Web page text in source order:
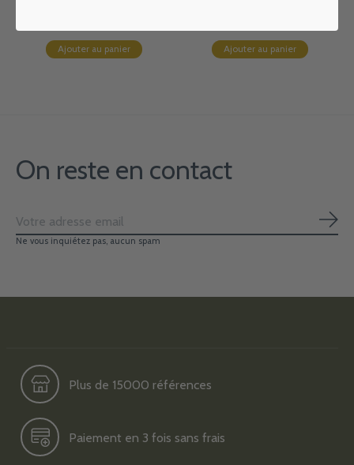
Ajouter au panier Ajouter au panier
On reste en contact
Ne vous inquiétez pas, aucun spam
Plus de 15000 références
Paiement en 3 fois sans frais